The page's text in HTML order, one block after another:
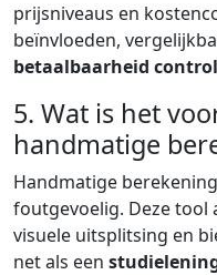
prijsniveaus en
beïnvloeden,
betaalbaarheid
5. Wat is het
handmatige
Handmatige
foutgevoelig. Deze tool
visuele uitsplitsing en
net als een